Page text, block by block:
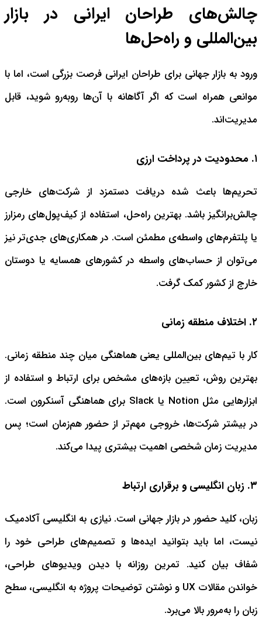
چالش‌های طراحان ایرانی در بازار
بین‌المللی و راه‌حل‌ها
ورود به بازار جهانی برای طراحان ایرانی فرصت بزرگی است، اما با
موانعی همراه است که اگر آگاهانه با آن‌ها روبه‌رو شوید، قابل
مدیریت‌اند.
۱. محدودیت در پرداخت ارزی
تحریم‌ها باعث شده دریافت دستمزد از شرکت‌های خارجی
چالش‌برانگیز باشد. بهترین راه‌حل، استفاده از کیف‌پول‌های رمزارز
یا پلتفرم‌های واسطه‌ی مطمئن است. در همکاری‌های جدی‌تر نیز
می‌توان از حساب‌های واسطه در کشورهای همسایه یا دوستان
خارج از کشور کمک گرفت.
۲. اختلاف منطقه زمانی
کار با تیم‌های بین‌المللی یعنی هماهنگی میان چند منطقه زمانی.
بهترین روش، تعیین بازه‌های مشخص برای ارتباط و استفاده از
ابزارهایی مثل Notion یا Slack برای هماهنگی آسنکرون است.
در بیشتر شرکت‌ها، خروجی مهم‌تر از حضور هم‌زمان است؛ پس
مدیریت زمان شخصی اهمیت بیشتری پیدا می‌کند.
۳. زبان انگلیسی و برقراری ارتباط
زبان، کلید حضور در بازار جهانی است. نیازی به انگلیسی آکادمیک
نیست، اما باید بتوانید ایده‌ها و تصمیم‌های طراحی خود را
شفاف بیان کنید. تمرین روزانه با دیدن ویدیوهای طراحی،
خواندن مقالات UX و نوشتن توضیحات پروژه به انگلیسی، سطح
زبان را به‌مرور بالا می‌برد.